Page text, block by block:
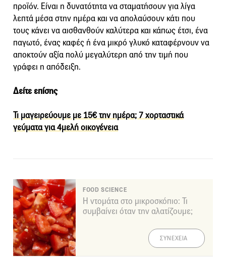
προϊόν. Είναι η δυνατότητα να σταματήσουν για λίγα
λεπτά μέσα στην ημέρα και να απολαύσουν κάτι που
τους κάνει να αισθανθούν καλύτερα και κάπως έτσι, ένα
παγωτό, ένας καφές ή ένα μικρό γλυκό καταφέρνουν να
αποκτούν αξία πολύ μεγαλύτερη από την τιμή που
γράφει η απόδειξη.
Δείτε επίσης
Τι μαγειρεύουμε με 15€ την ημέρα; 7 χορταστικά
γεύματα για 4μελή οικογένεια
FOOD SCIENCE
Η ντομάτα στο μικροσκόπιο: Τι
συμβαίνει όταν την αλατίζουμε;
ΣΥΝΕΧΕΙΑ